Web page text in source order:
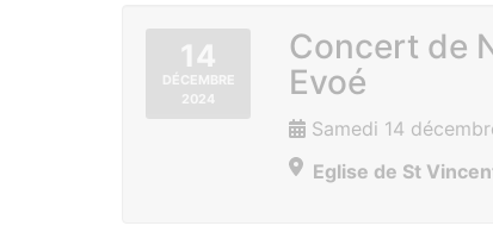
14
DÉCEMBRE
2024
Concert de
Evoé
Samedi 14
Eglise de St